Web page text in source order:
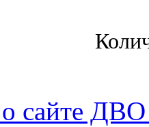
сайте